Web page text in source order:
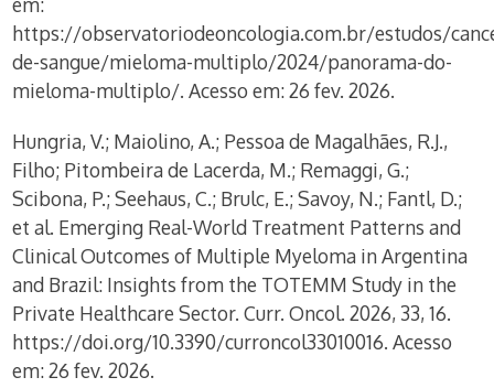
https://observatoriodeoncologia.com.br/estudos/
de-sangue/mieloma-multiplo/2024/panorama-do-
mieloma-multiplo/. Acesso em: 26 fev. 2026.
Hungria, V.; Maiolino, A.; Pessoa de Magalhães, R.J.,
Filho; Pitombeira de Lacerda, M.; Remaggi, G.;
Scibona, P.; Seehaus, C.; Brulc, E.; Savoy, N.; Fantl, D.;
et al. Emerging Real-World Treatment Patterns and
Clinical Outcomes of Multiple Myeloma in Argentina
and Brazil: Insights from the TOTEMM Study in the
Private Healthcare Sector. Curr. Oncol. 2026, 33, 16.
https://doi.org/10.3390/curroncol33010016. Acesso
em: 26 fev. 2026.